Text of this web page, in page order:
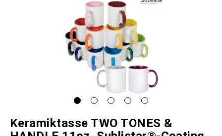
Keramiktasse TWO TONES &